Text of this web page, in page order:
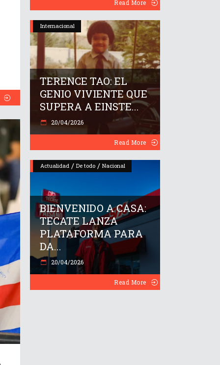
Read More
Internacional
TERENCE TAO: EL
GENIO VIVIENTE QUE
SUPERA A EINSTE...
20/04/2026
Read More
Actualidad / De todo / Nacional
BIENVENIDO A CASA:
TECATE LANZA
PLATAFORMA PARA
DA...
20/04/2026
Read More